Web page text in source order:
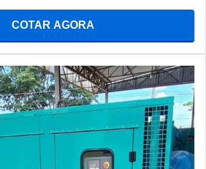
COTAR AGORA